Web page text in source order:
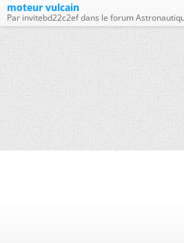
moteur vulcain
Par invitebd22c2ef dans le forum